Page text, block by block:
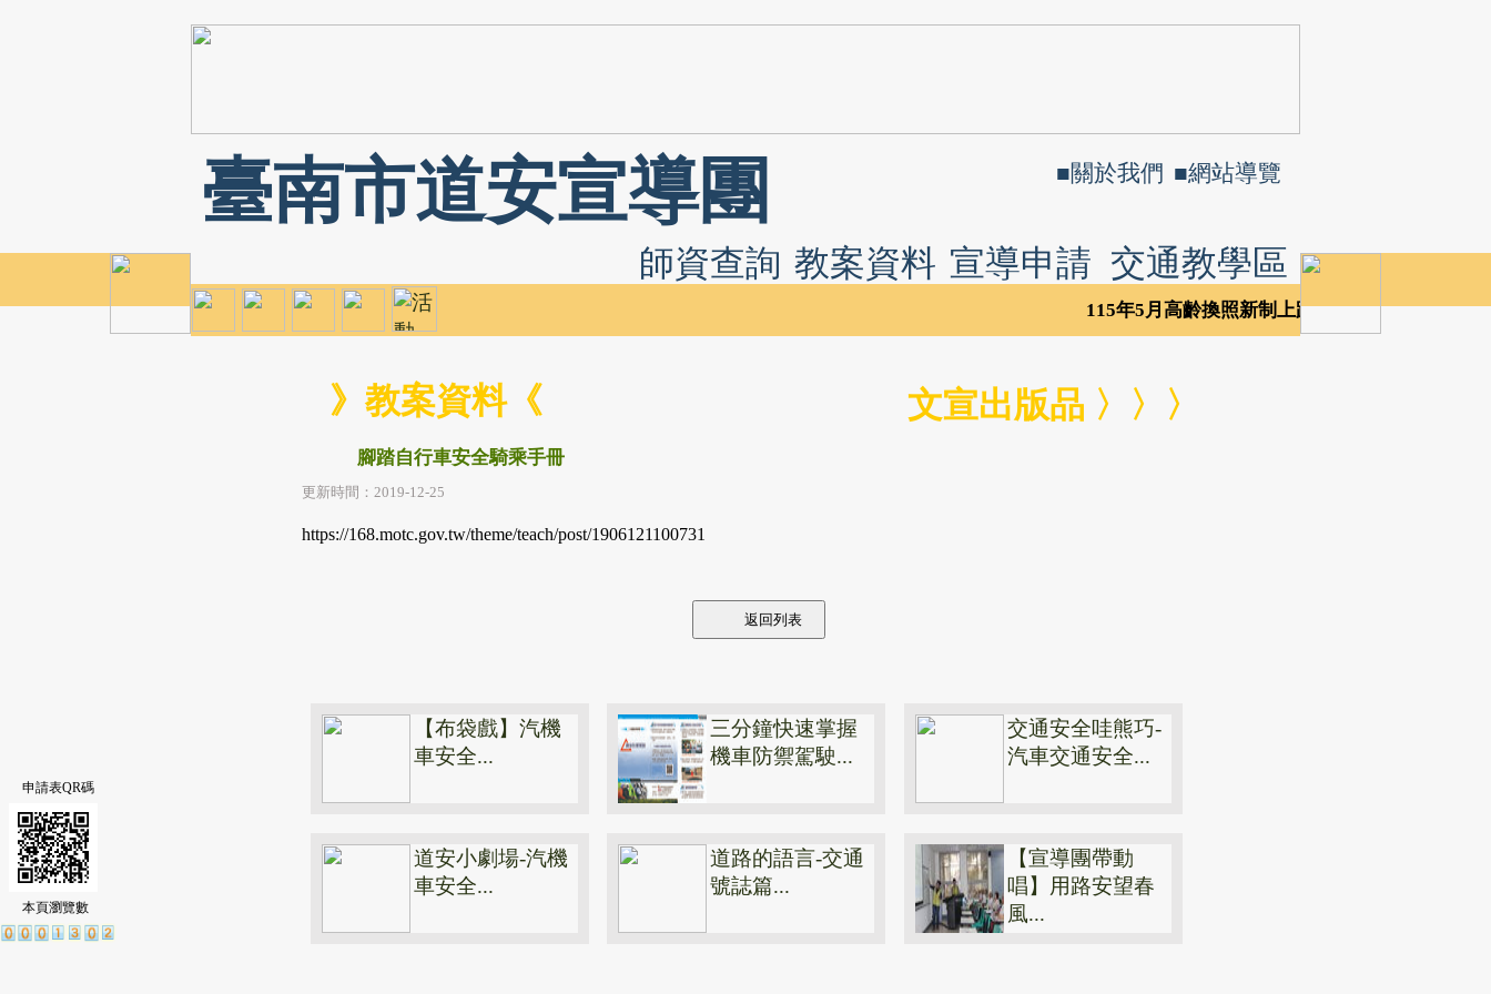
臺南市道安宣導團 ■關於我們 ■網站導覽
師資查詢 教案資料 宣導申請 交通教學區
115年5月高齡換照新制上路，請上交通部公路
》教案資料《 文宣出版品 〉〉〉
腳踏自行車安全騎乘手冊
更新時間：2019-12-25
https://168.motc.gov.tw/theme/teach/post/1906121100731
返回列表
【布袋戲】汽機
車安全...
三分鐘快速掌握
機車防禦駕駛...
交通安全哇熊巧-
汽車交通安全...
道安小劇場-汽機
車安全...
道路的語言-交通
號誌篇...
【宣導團帶動
唱】用路安望春
風...
申請表QR碼
本頁瀏覽數